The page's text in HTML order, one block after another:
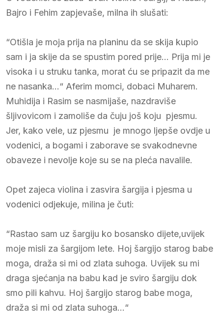
Bajro i Fehim zapjevaše, milna ih slušati:
“Otišla je moja prija na planinu da se skija kupio
sam i ja skije da se spustim pored prije… Prija mi je
visoka i u struku tanka, morat ću se pripazit da me
ne nasanka…“ Aferim momci, dobaci Muharem.
Muhidija i Rasim se nasmijaše, nazdraviše
šljivovicom i zamoliše da čuju još koju pjesmu.
Jer, kako vele, uz pjesmu je mnogo ljepše ovdje u
vodenici, a bogami i zaborave se svakodnevne
obaveze i nevolje koje su se na pleća navalile.
Opet zajeca violina i zasvira šargija i pjesma u
vodenici odjekuje, milina je čuti:
“Rastao sam uz šargiju ko bosansko dijete,uvijek
moje misli za šargijom lete. Hoj šargijo starog babe
moga, draža si mi od zlata suhoga. Uvijek su mi
draga sjećanja na babu kad je sviro šargiju dok
smo pili kahvu. Hoj šargijo starog babe moga,
draža si mi od zlata suhoga…“